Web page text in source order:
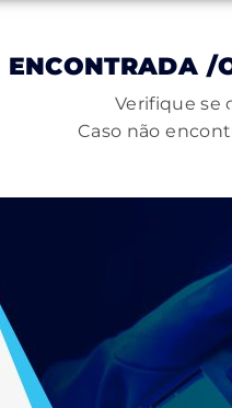
/
Verifique se
Caso não